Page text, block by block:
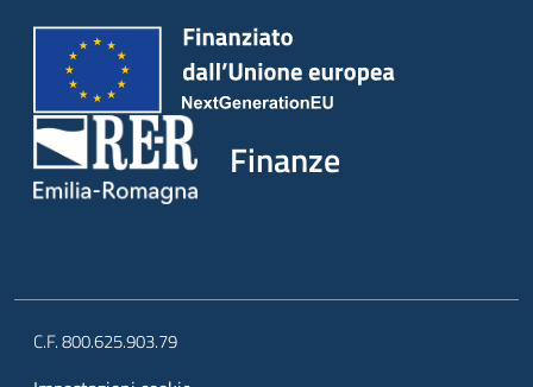
Finanze
C.F. 800.625.903.79